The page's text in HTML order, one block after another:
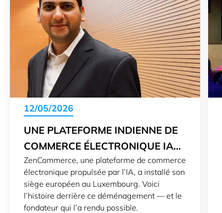
12/05/2026
UNE PLATEFORME INDIENNE DE
COMMERCE ÉLECTRONIQUE IA
OUVRE UN HUB EUROPÉEN AU
LUXEMBOURG
ZenCommerce, une plateforme de commerce
électronique propulsée par l’IA, a installé son
siège européen au Luxembourg. Voici
l’histoire derrière ce déménagement — et le
fondateur qui l’a rendu possible.